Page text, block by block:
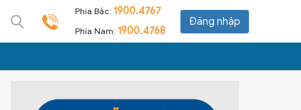
Phía Bắc: 1900.4767
Phía Nam: 1900.4768
Đăng nhập